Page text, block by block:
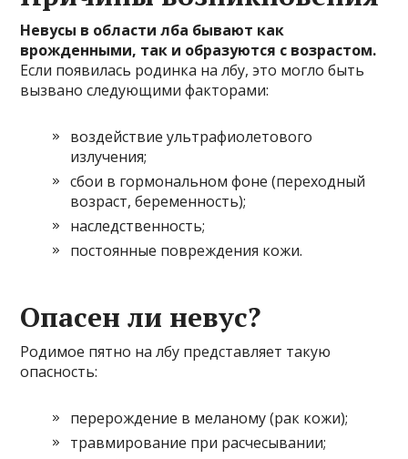
Невусы в области лба бывают как
врожденными, так и образуются с возрастом.
Если появилась родинка на лбу, это могло быть
вызвано следующими факторами:
воздействие ультрафиолетового
излучения;
сбои в гормональном фоне (переходный
возраст, беременность);
наследственность;
постоянные повреждения кожи.
Опасен ли невус?
Родимое пятно на лбу представляет такую
опасность:
перерождение в меланому (рак кожи);
травмирование при расчесывании;